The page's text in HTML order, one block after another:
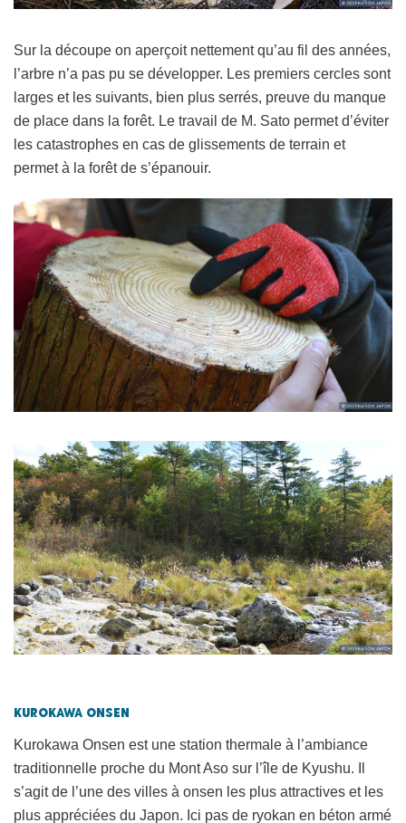
Sur la découpe on aperçoit nettement qu’au fil des années,
l’arbre n’a pas pu se développer. Les premiers cercles sont
larges et les suivants, bien plus serrés, preuve du manque
de place dans la forêt. Le travail de M. Sato permet d’éviter
les catastrophes en cas de glissements de terrain et
permet à la forêt de s’épanouir.
Kurokawa Onsen
Kurokawa Onsen est une station thermale à l’ambiance
traditionnelle proche du Mont Aso sur l’île de Kyushu. Il
s’agit de l’une des villes à onsen les plus attractives et les
plus appréciées du Japon. Ici pas de ryokan en béton armé